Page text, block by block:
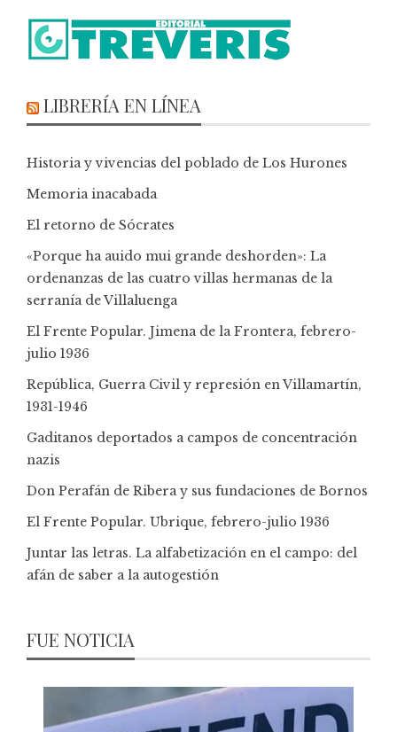
LIBRERÍA EN LÍNEA
Historia y vivencias del poblado de Los Hurones
Memoria inacabada
El retorno de Sócrates
«Porque ha auido mui grande deshorden»: La
ordenanzas de las cuatro villas hermanas de la
serranía de Villaluenga
El Frente Popular. Jimena de la Frontera, febrero-
julio 1936
República, Guerra Civil y represión en Villamartín,
1931-1946
Gaditanos deportados a campos de concentración
nazis
Don Perafán de Ribera y sus fundaciones de Bornos
El Frente Popular. Ubrique, febrero-julio 1936
Juntar las letras. La alfabetización en el campo: del
afán de saber a la autogestión
FUE NOTICIA